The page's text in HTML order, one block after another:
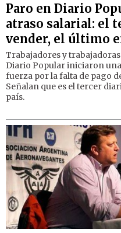
Paro en Diario
atraso salarial: el
vender, el último
Trabajadores y
Diario Popular iniciaron
fuerza por la falta de pago
Señalan que es el tercer
país.